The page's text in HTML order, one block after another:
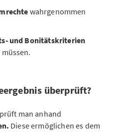
wahrgenommen
und Bonitätskriterien
überprüft?
man anhand
Diese ermöglichen es dem